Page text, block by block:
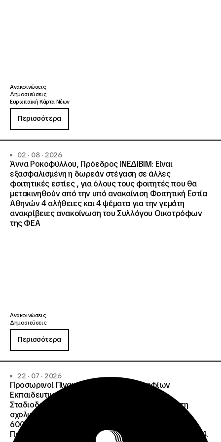
Ανακοινώσεις
Δημοσιεύσεις
Ευρωπαϊκή Κάρτα Νέων
Περισσότερα
02 · 08 · 2026
Άννα Ροκοφύλλου, Πρόεδρος ΙΝΕΔΙΒΙΜ: Είναι
εξασφαλισμένη η δωρεάν στέγαση σε άλλες
φοιτητικές εστίες , για όλους τους φοιτητές που θα
μετακινηθούν από την υπό ανακαίνιση Φοιτητική Εστία
Αθηνών 4 αλήθειες και 4 ψέματα για την γεμάτη
ανακρίβειες ανακοίνωση του Συλλόγου Οικοτρόφων
της ΦΕΑ
Ανακοινώσεις
Δημοσιεύσεις
Περισσότερα
22 · 07 · 2026
Προσωρινοί Πίνακες Κατάταξης Υποψηφίων
Εκπαιδευτικού Προσωπικού, Συμβούλων
Σταδιοδρομίας και Συμβούλων Ψυχολόγων για τη
σχολική περίοδο 2026-2027 της ΑΠ
600/2355/13042/08-05-2026 πρόσκλησης, της
Πράξης «Σχολεία Δεύτερης Ευκαιρίας», ΟΠΣ 6003234.